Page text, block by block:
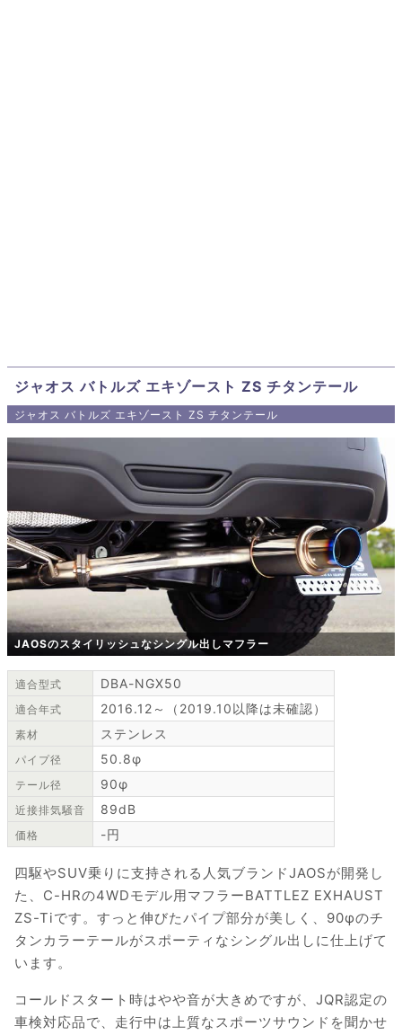
ジャオス バトルズ エキゾースト ZS チタンテール
ジャオス バトルズ エキゾースト ZS チタンテール
JAOSのスタイリッシュなシングル出しマフラー
適合型式 DBA-NGX50
適合年式 2016.12～（2019.10以降は未確認）
素材 ステンレス
パイプ径 50.8φ
テール径 90φ
近接排気騒音 89dB
価格 -円
四駆やSUV乗りに支持される人気ブランドJAOSが開発し
た、C-HRの4WDモデル用マフラーBATTLEZ EXHAUST
ZS-Tiです。すっと伸びたパイプ部分が美しく、90φのチ
タンカラーテールがスポーティなシングル出しに仕上げて
います。
コールドスタート時はやや音が大きめですが、JQR認定の
車検対応品で、走行中は上質なスポーツサウンドを聞かせ